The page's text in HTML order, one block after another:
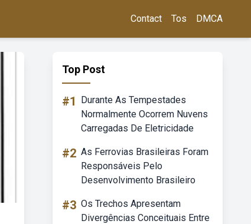
Contact Tos DMCA
Top Post
#1
Durante As Tempestades
Normalmente Ocorrem Nuvens
Carregadas De Eletricidade
#2 As Ferrovias Brasileiras Foram
Responsáveis Pelo
Desenvolvimento Brasileiro
#3 Os Trechos Apresentam
Divergências Conceituais Entre